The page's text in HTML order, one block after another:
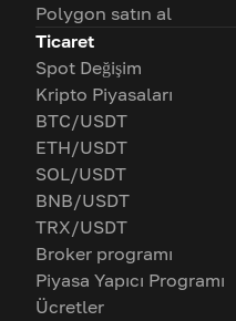
Polygon satın al
Ticaret
Spot Değişim
Kripto Piyasaları
BTC/USDT
ETH/USDT
SOL/USDT
BNB/USDT
TRX/USDT
Broker programı
Piyasa Yapıcı Programı
Ücretler